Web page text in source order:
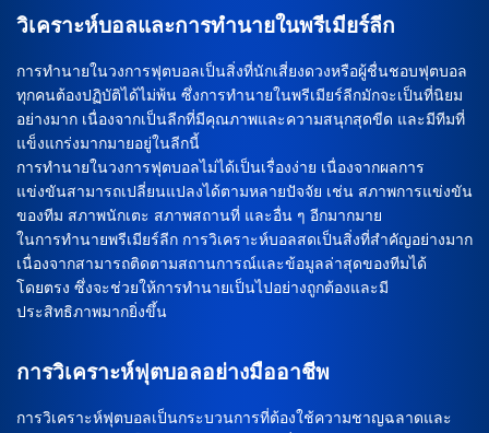
วิเคราะห์บอลและการทำนายในพรีเมียร์ลีก
การทำนายในวงการฟุตบอลเป็นสิ่งที่นักเสี่ยงดวงหรือผู้ชื่นชอบฟุตบอล
ทุกคนต้องปฏิบัติได้ไม่พ้น ซึ่งการทำนายในพรีเมียร์ลีกมักจะเป็นที่นิยม
อย่างมาก เนื่องจากเป็นลีกที่มีคุณภาพและความสนุกสุดขีด และมีทีมที่
แข็งแกร่งมากมายอยู่ในลีกนี้
การทำนายในวงการฟุตบอลไม่ได้เป็นเรื่องง่าย เนื่องจากผลการ
แข่งขันสามารถเปลี่ยนแปลงได้ตามหลายปัจจัย เช่น สภาพการแข่งขัน
ของทีม สภาพนักเตะ สภาพสถานที่ และอื่น ๆ อีกมากมาย
ในการทำนายพรีเมียร์ลีก การวิเคราะห์บอลสดเป็นสิ่งที่สำคัญอย่างมาก
เนื่องจากสามารถติดตามสถานการณ์และข้อมูลล่าสุดของทีมได้
โดยตรง ซึ่งจะช่วยให้การทำนายเป็นไปอย่างถูกต้องและมี
ประสิทธิภาพมากยิ่งขึ้น
การวิเคราะห์ฟุตบอลอย่างมืออาชีพ
การวิเคราะห์ฟุตบอลเป็นกระบวนการที่ต้องใช้ความชาญฉลาดและ